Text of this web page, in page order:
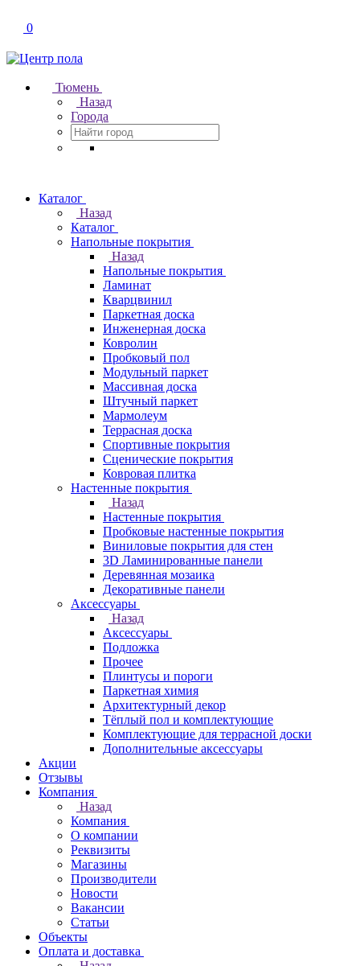
0
Тюмень
Назад
Города
Каталог
Назад
Каталог
Напольные покрытия
Назад
Напольные покрытия
Ламинат
Кварцвинил
Паркетная доска
Инженерная доска
Ковролин
Пробковый пол
Модульный паркет
Массивная доска
Штучный паркет
Мармолеум
Террасная доска
Спортивные покрытия
Сценические покрытия
Ковровая плитка
Настенные покрытия
Назад
Настенные покрытия
Пробковые настенные покрытия
Виниловые покрытия для стен
3D Ламинированные панели
Деревянная мозаика
Декоративные панели
Аксессуары
Назад
Аксессуары
Подложка
Прочее
Плинтусы и пороги
Паркетная химия
Архитектурный декор
Тёплый пол и комплектующие
Комплектующие для террасной доски
Дополнительные аксессуары
Акции
Отзывы
Компания
Назад
Компания
О компании
Реквизиты
Магазины
Производители
Новости
Вакансии
Статьи
Объекты
Оплата и доставка